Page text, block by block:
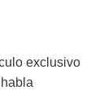
exclusivo